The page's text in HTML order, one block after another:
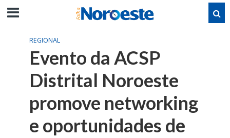
REGIONAL
Evento da ACSP
Distrital Noroeste
promove networking
e oportunidades de